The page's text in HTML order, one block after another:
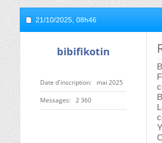
21/10/2025, 08h46
bibifikotin
Date d'inscription mai 2025
Messages 2 360